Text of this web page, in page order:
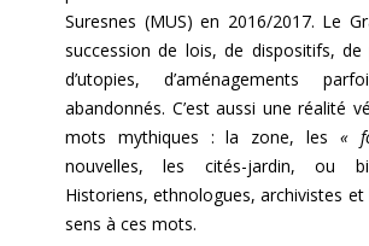
Suresnes (MUS) en 2016/2017. Le
succession de lois, de dispositifs,
d’utopies, d’aménagements
abandonnés. C’est aussi une réalité
mots mythiques : la zone, les «
nouvelles, les cités-jardin, ou
Historiens, ethnologues, archivistes
sens à ces mots.